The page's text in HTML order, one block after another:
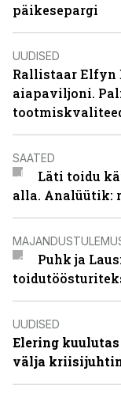
päikesepargi
UUDISED
Rallistaar Elfyn
aiapaviljoni.
SAATED
Läti toidu
alla. Analüütik:
Puhk ja
UUDISED
Elering kuulutas
välja